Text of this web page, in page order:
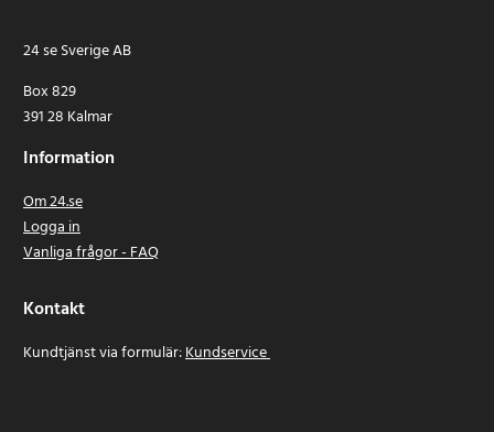
24 se Sverige AB
Box 829
391 28 Kalmar
Information
Om 24.se
Logga in
Vanliga frågor - FAQ
Kontakt
Kundtjänst via formulär:Kundservice